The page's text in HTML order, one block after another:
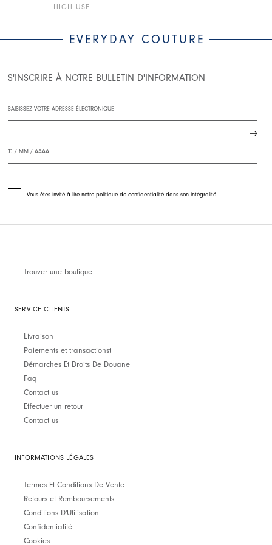
HIGH USE
EVERYDAY COUTURE
S'INSCRIRE À NOTRE BULLETIN D'INFORMATION
Vous êtes invité à lire notre politique de confidentialité dans son intégralité.
Trouver une boutique
SERVICE CLIENTS
Livraison
Paiements et transactionst
Démarches Et Droits De Douane
Faq
Contact us
Effectuer un retour
Contact us
INFORMATIONS LÉGALES
Termes Et Conditions De Vente
Retours et Remboursements
Conditions D'Utilisation
Confidentialité
Cookies